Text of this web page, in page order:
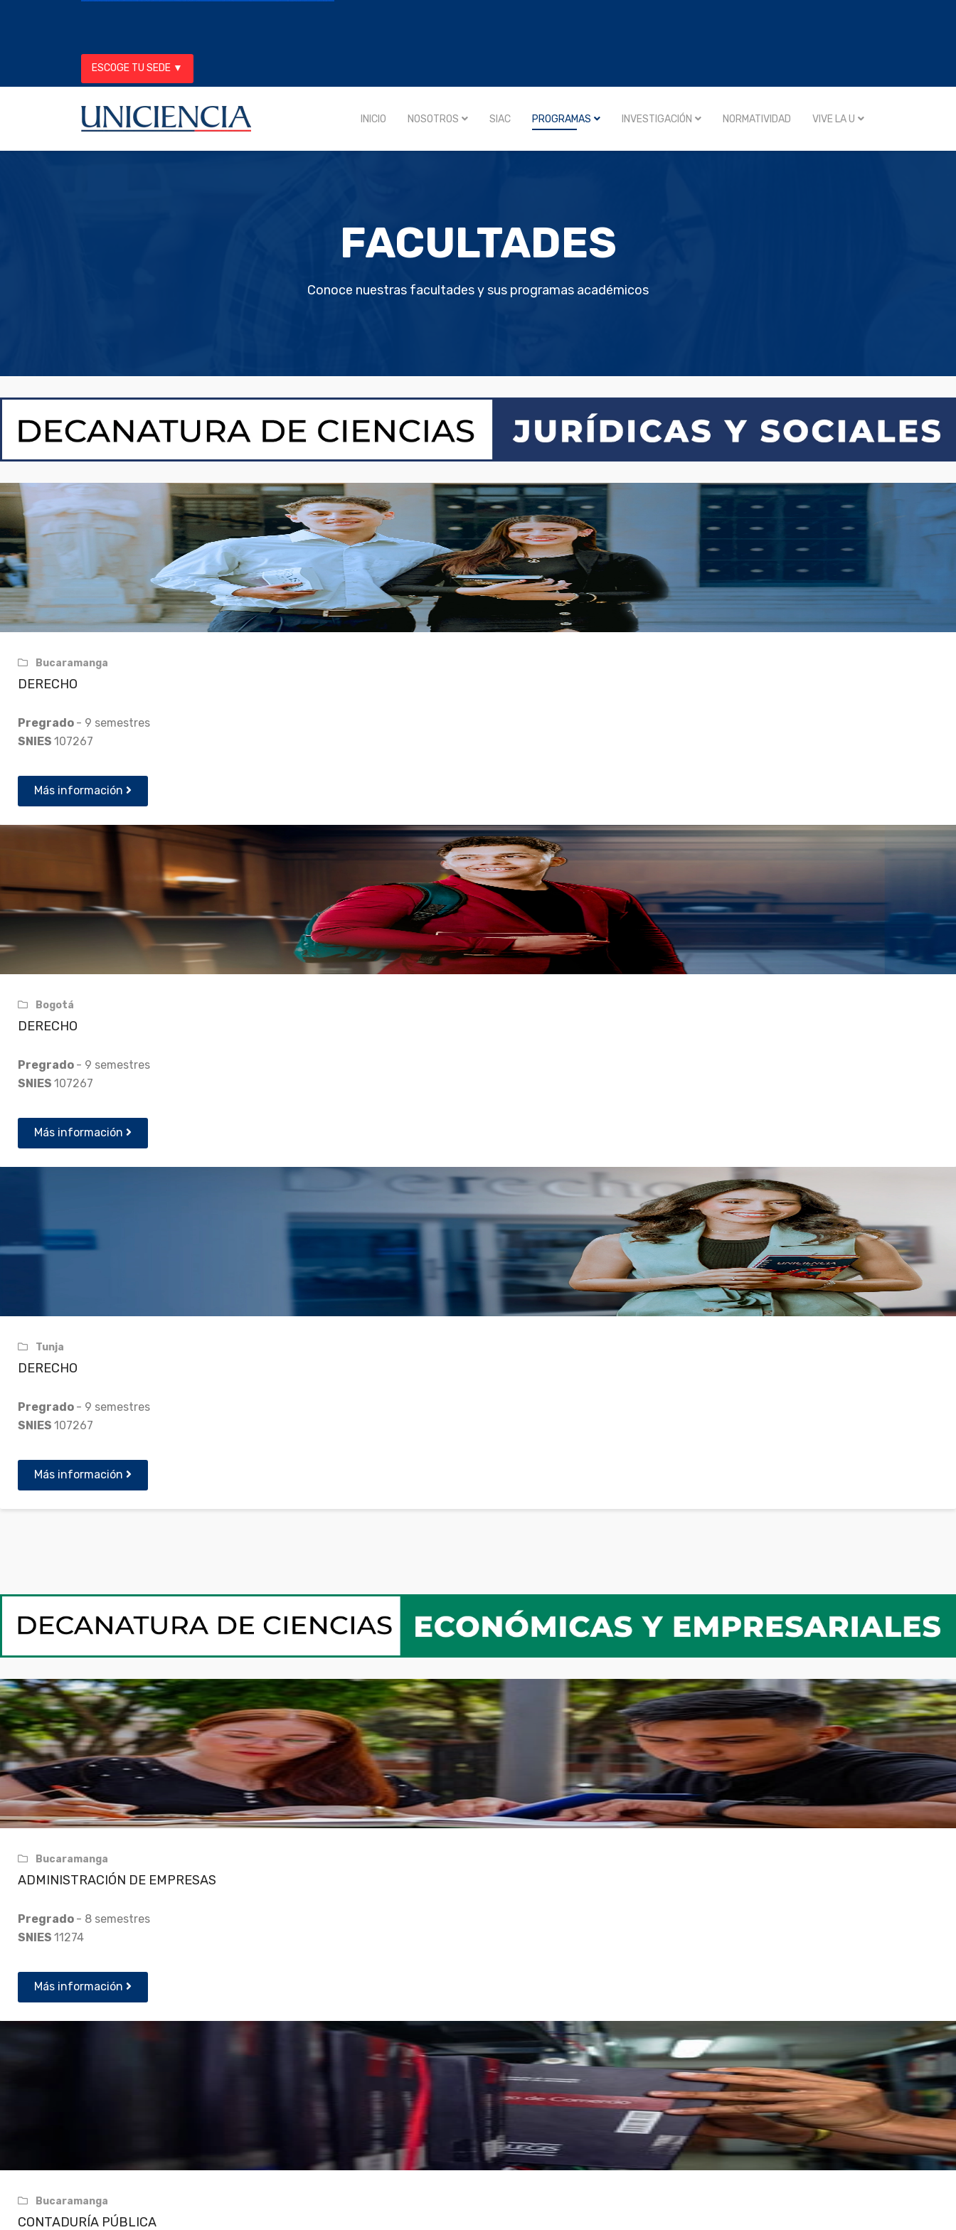
ESCOGE TU SEDE ▼
INICIO NOSOTROS SIAC PROGRAMAS INVESTIGACIÓN NORMATIVIDAD VIVE LA U
FACULTADES
Conoce nuestras facultades y sus programas académicos
Bucaramanga
DERECHO
Pregrado - 9 semestres
SNIES 107267
Más información
Bogotá
DERECHO
Pregrado - 9 semestres
SNIES 107267
Más información
Tunja
DERECHO
Pregrado - 9 semestres
SNIES 107267
Más información
Bucaramanga
ADMINISTRACIÓN DE EMPRESAS
Pregrado - 8 semestres
SNIES 11274
Más información
Bucaramanga
CONTADURÍA PÚBLICA